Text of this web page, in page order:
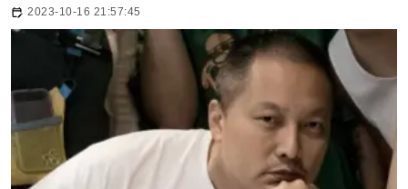
2023-10-16 21:57:45